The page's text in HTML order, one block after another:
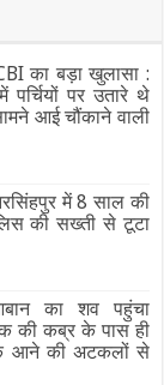
का बड़ा खुलासा :
पर उतारे थे
आई चौंकाने वाली
में 8 साल की
की सख्ती से टूटा
का शव पहुंचा
की कब्र के पास ही
के आने की अटकलों से